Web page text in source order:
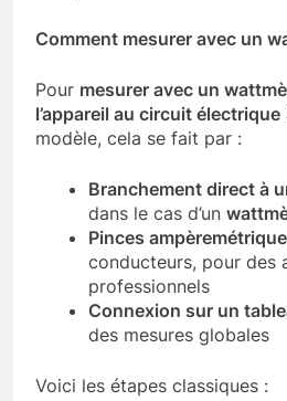
Comment mesurer avec un
Pour mesurer avec un
l’appareil au circuit électrique
modèle, cela se fait par :
Branchement direct à
dans le cas d’un
Pinces
conducteurs, pour des
professionnels
Connexion sur un
des mesures globales
Voici les étapes classiques :